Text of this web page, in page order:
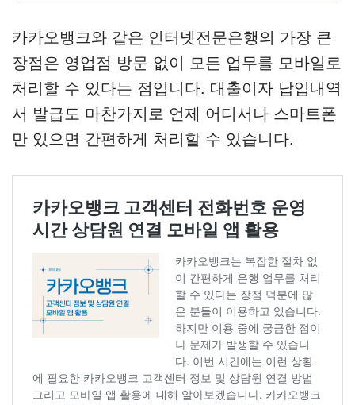
카카오뱅크와 같은 인터넷전문은행의 가장 큰
장점은 영업점 방문 없이 모든 업무를 모바일로
처리할 수 있다는 점입니다. 대출이자 납입내역
서 발급도 마찬가지로 언제 어디서나 스마트폰
만 있으면 간편하게 처리할 수 있습니다.